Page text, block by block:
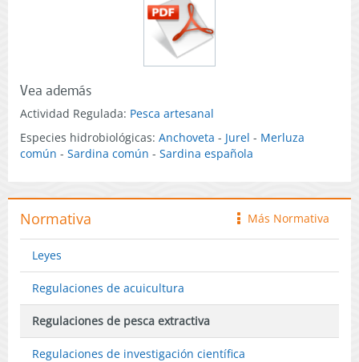
Vea además
Actividad Regulada: Pesca artesanal
Especies hidrobiológicas: Anchoveta - Jurel - Merluza
común - Sardina común - Sardina española
icono
Más Normativa
Normativa
Leyes
Regulaciones de acuicultura
Regulaciones de pesca extractiva
Regulaciones de investigación científica